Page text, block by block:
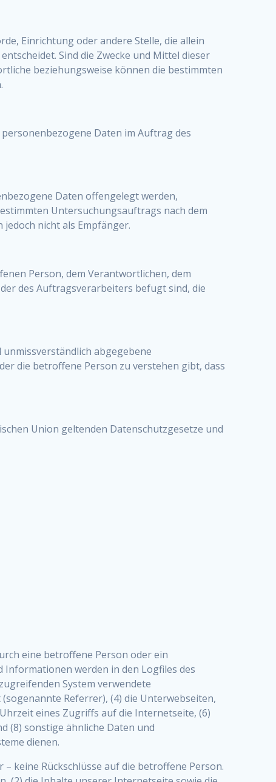
Einrichtung oder andere Stelle, die allein
Sind die Zwecke und Mittel dieser
beziehungsweise können die bestimmten
Daten im Auftrag des
Daten offengelegt werden,
Untersuchungsauftrags nach dem
nicht als Empfänger.
Person, dem Verantwortlichen, dem
des Auftragsverarbeiters befugt sind, die
abgegebene
die betroffene Person zu verstehen gibt, dass
Union geltenden Datenschutzgesetze und
eine betroffene Person oder ein
werden in den Logfiles des
System verwendete
Referrer), (4) die Unterwebseiten,
eines Zugriffs auf die Internetseite, (6)
(8) sonstige ähnliche Daten und
dienen.
keine Rückschlüsse auf die betroffene Person.